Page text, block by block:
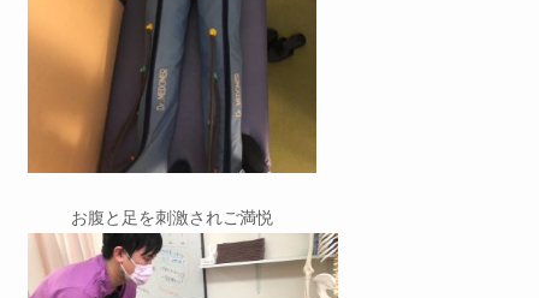
お腹と足を刺激されご満悦